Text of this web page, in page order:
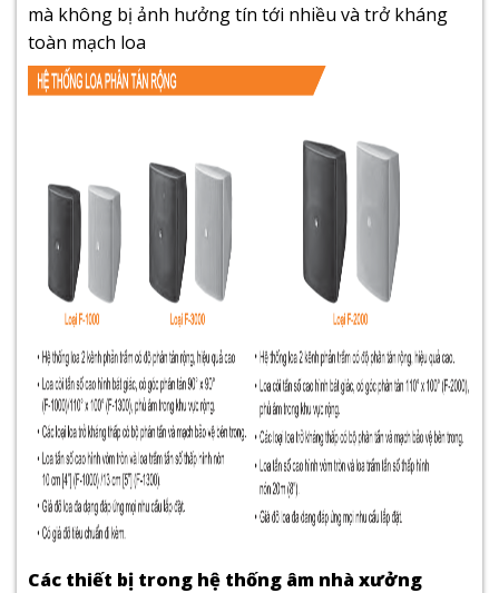
mà không bị ảnh hưởng tín tới nhiều và trở kháng
toàn mạch loa
Các thiết bị trong hệ thống âm nhà xưởng